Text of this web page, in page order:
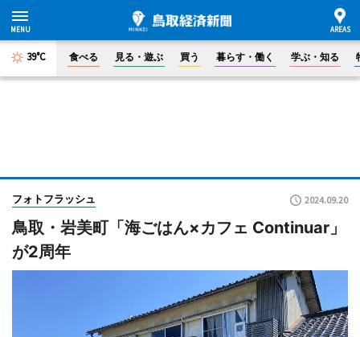
39°C 食べる 見る・遊ぶ 買う 暮らす・働く 学ぶ・知る
フォトフラッシュ 2024.09.20
鳥取・岩美町「海ごはん×カフェ Continuar」
が2周年